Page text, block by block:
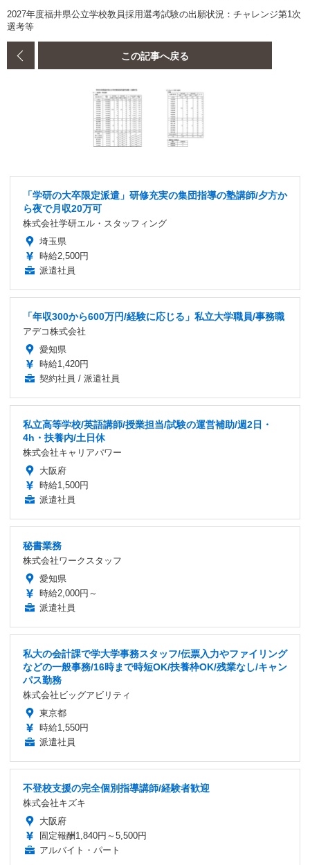
2027年度福井県公立学校教員採用選考試験の出願状況：チャレンジ第1次
選考等
この記事へ戻る
「学研の大卒限定派遣」研修充実の集団指導の塾講師/夕方か
ら夜で月収20万可
株式会社学研エル・スタッフィング
埼玉県
時給2,500円
派遣社員
「年収300から600万円/経験に応じる」私立大学職員/事務職
アデコ株式会社
愛知県
時給1,420円
契約社員 / 派遣社員
私立高等学校/英語講師/授業担当/試験の運営補助/週2日・
4h・扶養内/土日休
株式会社キャリアパワー
大阪府
時給1,500円
派遣社員
秘書業務
株式会社ワークスタッフ
愛知県
時給2,000円～
派遣社員
私大の会計課で学大学事務スタッフ/伝票入力やファイリング
などの一般事務/16時まで時短OK/扶養枠OK/残業なし/キャン
パス勤務
株式会社ビッグアビリティ
東京都
時給1,550円
派遣社員
不登校支援の完全個別指導講師/経験者歓迎
株式会社キズキ
大阪府
固定報酬1,840円～5,500円
アルバイト・パート